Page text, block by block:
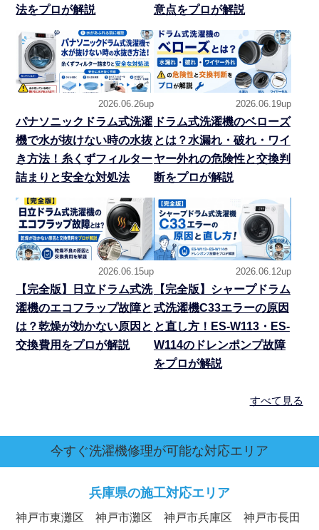
法をプロが解説
意点をプロが解説
2026.06.26up
パナソニックドラム式洗濯
機で水が抜けない時の水抜
き方法！糸くずフィルター
詰まりと安全な対処法
2026.06.19up
ドラム式洗濯機のベローズ
とは？水漏れ・破れ・ワイ
ヤー外れの危険性と交換判
断をプロが解説
2026.06.15up
【完全版】日立ドラム式洗
濯機のエコフラップ故障と
は？乾燥が効かない原因と
交換費用をプロが解説
2026.06.12up
【完全版】シャープドラム
式洗濯機C33エラーの原因
と直し方！ES-W113・ES-
W114のドレンポンプ故障
をプロが解説
すべて見る
今すぐ洗濯機修理が可能な対応エリア
兵庫県の施工対応エリア
神戸市東灘区 神戸市灘区 神戸市兵庫区 神戸市長田